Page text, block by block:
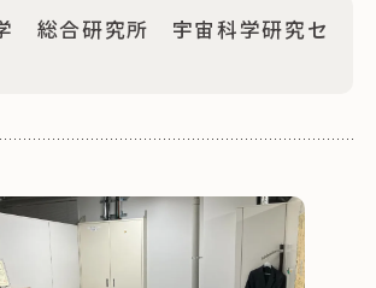
総合研究所 宇宙科学研究セ